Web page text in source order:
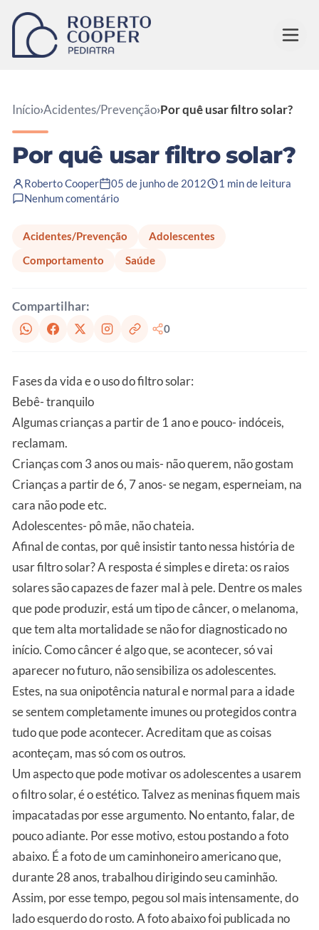
Pular para o conteúdo
Início›Acidentes/Prevenção›Por quê usar filtro solar?
Por quê usar filtro solar?
Roberto Cooper 05 de junho de 2012
1 min de leitura
Nenhum comentário
Acidentes/Prevenção
Adolescentes
Comportamento
Saúde
Compartilhar:
0
Fases da vida e o uso do filtro solar:
Bebê- tranquilo
Algumas crianças a partir de 1 ano e pouco- indóceis,
reclamam.
Crianças com 3 anos ou mais- não querem, não gostam
Crianças a partir de 6, 7 anos- se negam, esperneiam, na
cara não pode etc.
Adolescentes- pô mãe, não chateia.
Afinal de contas, por quê insistir tanto nessa história de
usar filtro solar? A resposta é simples e direta: os raios
solares são capazes de fazer mal à pele. Dentre os males
que pode produzir, está um tipo de câncer, o melanoma,
que tem alta mortalidade se não for diagnosticado no
início. Como câncer é algo que, se acontecer, só vai
aparecer no futuro, não sensibiliza os adolescentes.
Estes, na sua onipotência natural e normal para a idade
se sentem completamente imunes ou protegidos contra
tudo que pode acontecer. Acreditam que as coisas
aconteçam, mas só com os outros.
Um aspecto que pode motivar os adolescentes a usarem
o filtro solar, é o estético. Talvez as meninas fiquem mais
impacatadas por esse argumento. No entanto, falar, de
pouco adiante. Por esse motivo, estou postando a foto
abaixo. É a foto de um caminhoneiro americano que,
durante 28 anos, trabalhou dirigindo seu caminhão.
Assim, por esse tempo, pegou sol mais intensamente, do
lado esquerdo do rosto. A foto abaixo foi publicada no